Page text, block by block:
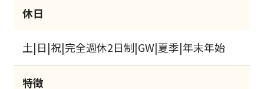
休日
土|日|祝|完全週休2日制|GW|夏季|年末年始
特徴